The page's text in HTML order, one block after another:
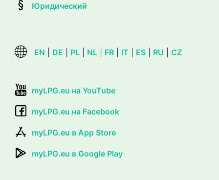
Юридический
EN DE PL NL FR IT ES RU CZ
myLPG.eu на YouTube
myLPG.eu на Facebook
myLPG.eu в App Store
myLPG.eu в Google Play